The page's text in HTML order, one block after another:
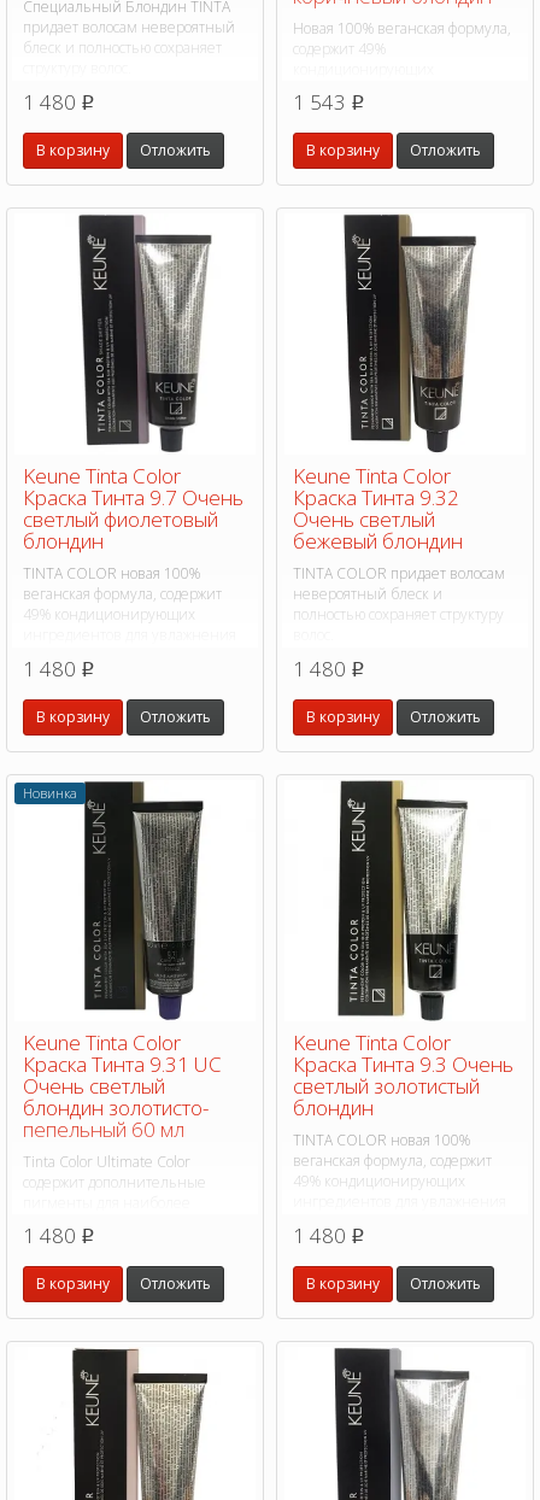
Специальный Блондин TINTA
придает волосам невероятный
блеск и полностью сохраняет
1 480 p
В корзину Отложить
Новая 100% веганская формула,
содержит 49%
во время окрашивания, на 75%
больше питательных веществ.
1 543 p
В корзину Отложить
Keune Tinta Color
Краска Тинта 9.7 Очень
светлый фиолетовый
блондин
TINTA COLOR новая 100%
веганская формула, содержит
49% кондиционирующих
больше питательных веществ.
1 480 p
В корзину Отложить
Keune Tinta Color
Краска Тинта 9.32
Очень светлый
бежевый блондин
TINTA COLOR придает волосам
невероятный блеск и
полностью сохраняет структуру
1 480 p
В корзину Отложить
Новинка
Keune Tinta Color
Краска Тинта 9.31 UC
Очень светлый
блондин золотисто-
пепельный 60 мл
Tinta Color Ultimate Color
содержит дополнительные
эффективного покрытия седых
волос от 50% и более.
1 480 p
В корзину Отложить
Keune Tinta Color
Краска Тинта 9.3 Очень
светлый золотистый
блондин
TINTA COLOR новая 100%
веганская формула, содержит
49% кондиционирующих
больше питательных веществ.
1 480 p
В корзину Отложить